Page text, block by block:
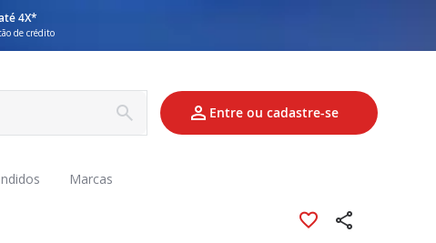
4X*
de crédito
Entre ou cadastre-se
Marcas